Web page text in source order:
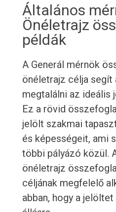
Általános
Önéletrajz
példák
A Generál mérnök
önéletrajz célja segít
megtalálni az ideális
Ez a rövid
jelölt szakmai
és képességeit, ami
többi pályázó közül.
önéletrajz
céljának megfelelő
abban, hogy a